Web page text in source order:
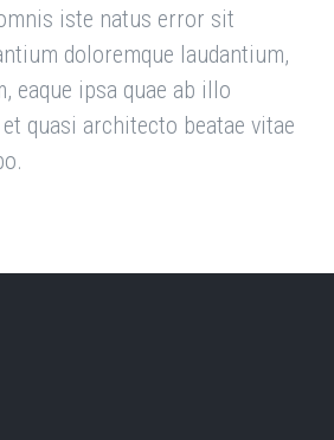
iste natus error sit
doloremque laudantium,
eaque ipsa quae ab illo
quasi architecto beatae vitae